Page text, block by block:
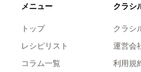
メニュー
トップ
レシピリスト
コラム一覧
クラシ
クラシ
運営会
利用規